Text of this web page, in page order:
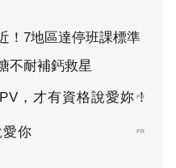
！7地區達停班課標準
不耐補鈣救星
，才有資格說愛妳！
PR
你 PR